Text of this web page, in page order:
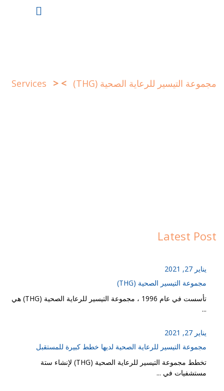
مجموعة التيسير للرعاية الصحية (THG) >
Services >
Latest Post
يناير 27, 2021
مجموعة التيسير الصحية (THG)
تأسست في عام 1996 ، مجموعة التيسير للرعاية الصحية (THG) هي
...
يناير 27, 2021
مجموعة التيسير للرعاية الصحية لديها خطط كبيرة للمستقبل
تخطط مجموعة التيسير للرعاية الصحية (THG) لإنشاء ستة
مستشفيات في ...